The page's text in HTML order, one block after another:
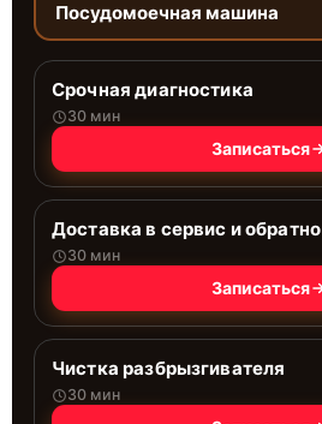
Посудомоечная машина
Срочная диагностика
30 мин
Записаться
Доставка в сервис и обратно
30 мин
Записаться
Чистка разбрызгивателя
30 мин